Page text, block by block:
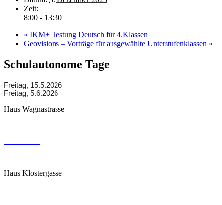
Zeit:
8:00 - 13:30
« IKM+ Testung Deutsch für 4.Klassen
Geovisions – Vorträge für ausgewählte Unterstufenklassen »
Schulautonome Tage
Freitag, 15.5.2026
Freitag, 5.6.2026
Haus Wagnastrasse
Haus Klostergasse